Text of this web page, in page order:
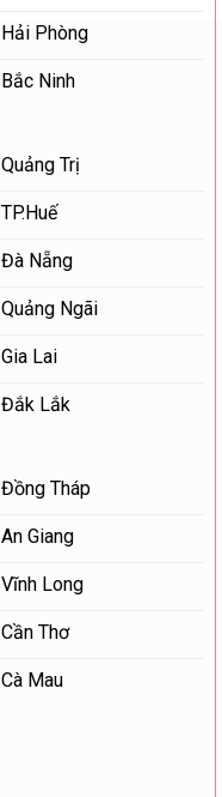
Hải Phòng
Bắc Ninh
Quảng Trị
TP.Huế
Đà Nẵng
Quảng Ngãi
Gia Lai
Đắk Lắk
Đồng Tháp
An Giang
Vĩnh Long
Cần Thơ
Cà Mau